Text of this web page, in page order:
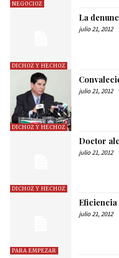
NEGOCIOZ
DICHOZ Y HECHOZ
La
julio 21, 2012
DICHOZ Y HECHOZ
julio 21, 2012
DICHOZ Y HECHOZ
Doctor
julio 21, 2012
PARA EMPEZAR
Eficiencia
julio 21, 2012